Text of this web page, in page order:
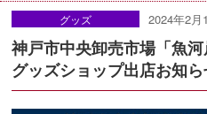
グッズ 2024年2月
神戸市中央卸売市場「魚
グッズショップ出店お知